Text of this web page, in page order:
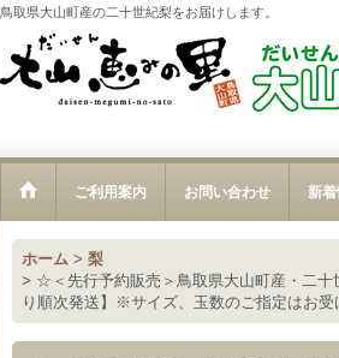
鳥取県大山町産の二十世紀梨をお届けします。
ご利用案内 お問い合わせ 新
ホーム > 梨
> ☆＜先行予約販売＞鳥取県大山町産・二十
り順次発送】※サイズ、玉数のご指定はお受